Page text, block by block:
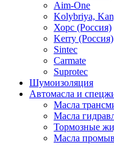
Aim-One
Kolybriya,
Хорс (Россия)
Kerry (Россия)
Sintec
Carmate
Suprotec
Шумоизоляция
Автомасла и
Масла
Масла
Тормозные
Масла